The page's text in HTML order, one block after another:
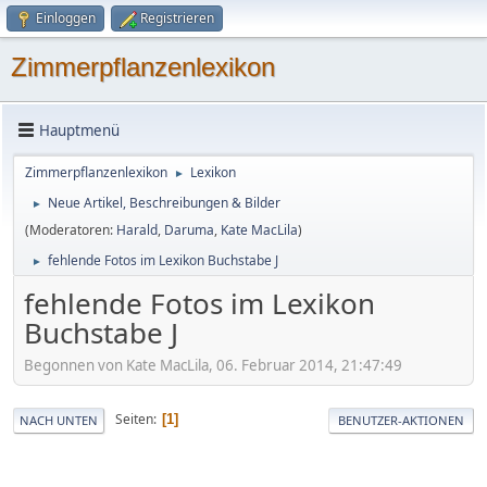
Einloggen Registrieren
Zimmerpflanzenlexikon
Hauptmenü
Zimmerpflanzenlexikon ► Lexikon
►
Neue Artikel, Beschreibungen & Bilder
(Moderatoren: Harald, Daruma, Kate MacLila)
► fehlende Fotos im Lexikon Buchstabe J
fehlende Fotos im Lexikon
Buchstabe J
Begonnen von Kate MacLila, 06. Februar 2014, 21:47:49
NACH UNTEN Seiten 1 BENUTZER-AKTIONEN